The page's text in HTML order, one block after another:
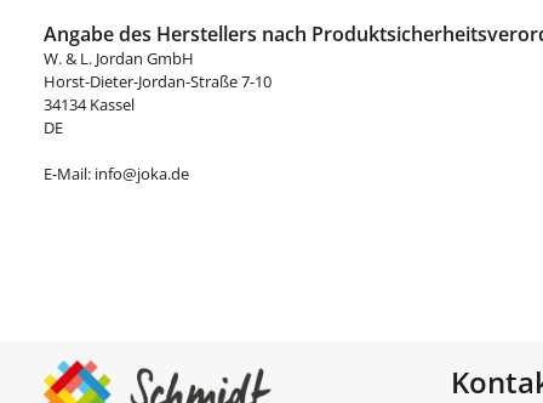
Angabe des Herstellers nach
W. & L. Jordan GmbH
Horst-Dieter-Jordan-Straße 7-10
34134 Kassel
DE
E-Mail: info@joka.de